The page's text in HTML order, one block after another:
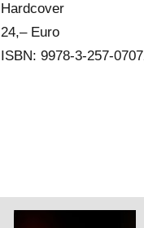
Hardcover
24,– Euro
ISBN: 9978-3-257-